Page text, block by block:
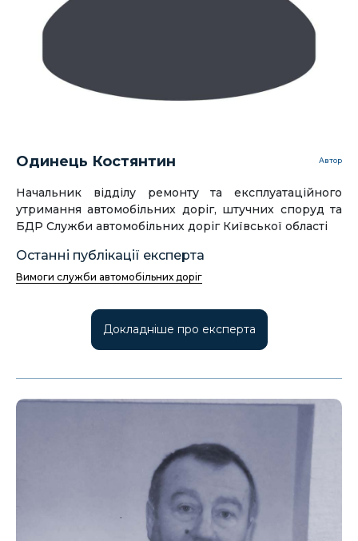
Одинець Костянтин Автор
Начальник відділу ремонту та експлуатаційного
утримання автомобільних доріг, штучних споруд та
БДР Служби автомобільних доріг Київської області
Останні публікації експерта
Вимоги служби автомобільних доріг
Докладніше про експерта